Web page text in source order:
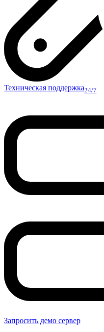
Техническая поддержка24/7
Запросить демо сервер